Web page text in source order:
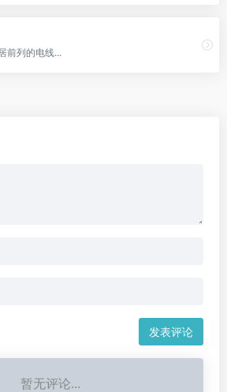
前列的电线...
发表评论
暂无评论...